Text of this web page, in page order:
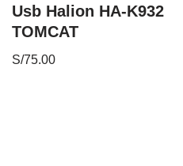
Usb Halion HA-K932
TOMCAT
S/75.00